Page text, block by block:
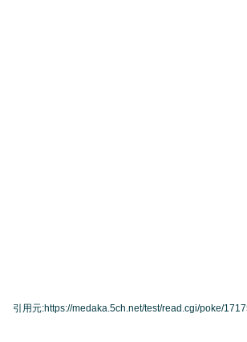
引用元:https://medaka.5ch.net/test/read.cgi/poke/